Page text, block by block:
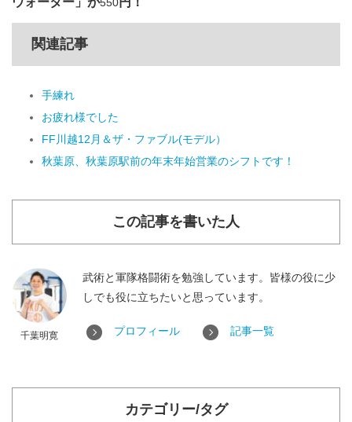
550
関連記事
手練れ
お疲れ様でした
FF川越12月＆ザ・ファブル(モデル）
秋葉原、秋葉原駅前の年末年始営業のシフトです！
この記事を書いた人
千葉明寛
武術と軍隊格闘術を勉強しています。皆様の役に少
しでも役に立ちたいと思っています。
プロフィール 記事一覧
カテゴリー/タグ